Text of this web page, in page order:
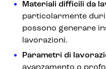
Materiali difficili da
particolarmente
possono generare
lavorazioni.
Parametri di